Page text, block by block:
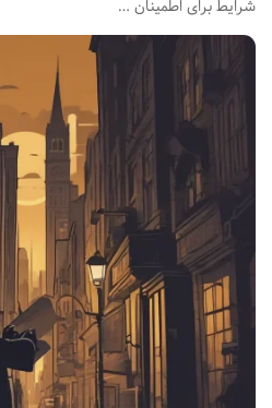
شرایط برای اطمینان …